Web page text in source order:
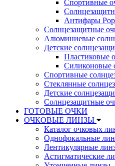
Спортивные
Aнтифары
Солнцезащитные
Алюминиевые
Детские
Пластиковые
Силиконовые
Спортивные
Стеклянные
Детские
Солнцезащитные
ГОТОВЫЕ ОЧКИ
ОЧКОВЫЕ ЛИНЗЫ
Каталог очковых
Однофокальные
Лентикулярные
Астигматические